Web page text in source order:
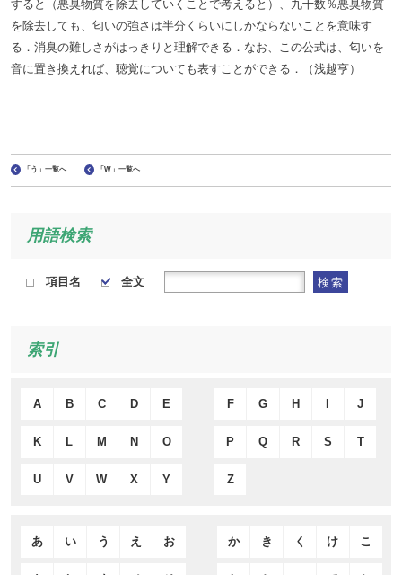
すると（悪臭物質を除去していくことで考えると）、九十数％悪臭物質
を除去しても、匂いの強さは半分くらいにしかならないことを意味す
る．消臭の難しさがはっきりと理解できる．なお、この公式は、匂いを
音に置き換えれば、聴覚についても表すことができる．（浅越亨）
「う」一覧へ 「W」一覧へ
用語検索
項目名 全文 検索
索引
A B C D E F G H J
K L M N O P Q R S T
U V W X Y Z
あ い う え お か き く け こ